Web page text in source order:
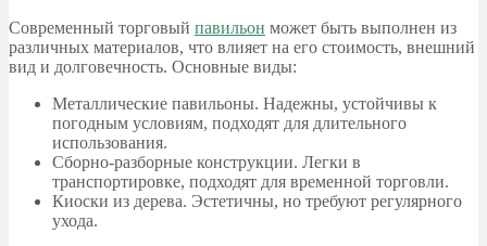
Современный торговый павильон может быть выполнен из
различных материалов, что влияет на его стоимость, внешний
вид и долговечность. Основные виды:
Металлические павильоны. Надежны, устойчивы к
погодным условиям, подходят для длительного
использования.
Сборно-разборные конструкции. Легки в
транспортировке, подходят для временной торговли.
Киоски из дерева. Эстетичны, но требуют регулярного
ухода.